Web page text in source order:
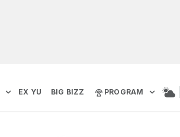
EX YU BIG BIZZ PROGRAM